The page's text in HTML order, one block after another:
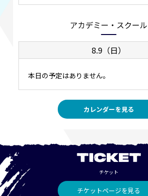
アカデミー・スクール
8.9（日）
本日の予定はありません。
カレンダーを見る
TICKET
チケット
チケットページを見る